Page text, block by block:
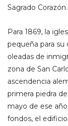
Sagrado Corazón.
Para 1869, la
pequeña para su
oleadas de
zona de San
ascendencia
primera piedra
mayo de ese
fondos, el